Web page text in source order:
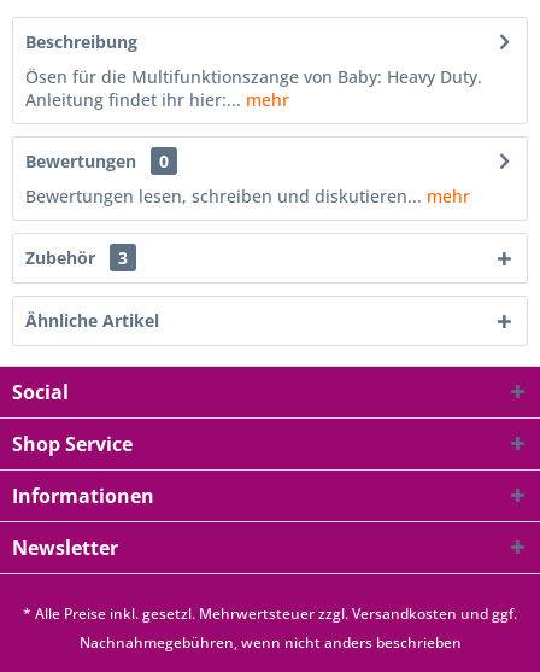
Beschreibung
Ösen für die Multifunktionszange von Baby: Heavy Duty.
Anleitung findet ihr hier:... mehr
Bewertungen
0
Bewertungen lesen, schreiben und diskutieren... mehr
Zubehör 3
Ähnliche Artikel
Social
Shop Service
Informationen
Newsletter
* Alle Preise inkl. gesetzl. Mehrwertsteuer zzgl.Versandkosten und ggf.
Nachnahmegebühren, wenn nicht anders beschrieben